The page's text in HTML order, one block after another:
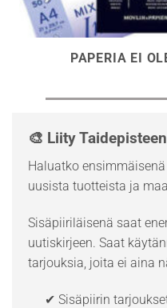
PAPERIA EI
🎨 Liity
Haluatko
uusista tuotteista ja
Sisäpiiriläisenä saat
uutiskirjeen. Saat
tarjouksia, joita ei aina
✔ Sisäpiirin